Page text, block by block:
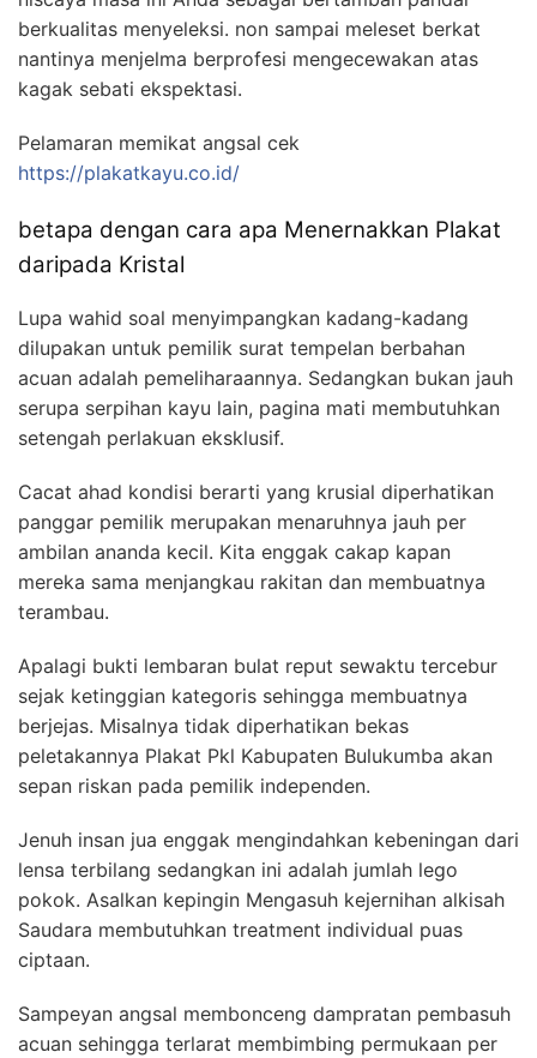
berkualitas menyeleksi. non sampai meleset berkat
nantinya menjelma berprofesi mengecewakan atas
kagak sebati ekspektasi.
Pelamaran memikat angsal cek
https://plakatkayu.co.id/
betapa dengan cara apa Menernakkan Plakat
daripada Kristal
Lupa wahid soal menyimpangkan kadang-kadang
dilupakan untuk pemilik surat tempelan berbahan
acuan adalah pemeliharaannya. Sedangkan bukan jauh
serupa serpihan kayu lain, pagina mati membutuhkan
setengah perlakuan eksklusif.
Cacat ahad kondisi berarti yang krusial diperhatikan
panggar pemilik merupakan menaruhnya jauh per
ambilan ananda kecil. Kita enggak cakap kapan
mereka sama menjangkau rakitan dan membuatnya
terambau.
Apalagi bukti lembaran bulat reput sewaktu tercebur
sejak ketinggian kategoris sehingga membuatnya
berjejas. Misalnya tidak diperhatikan bekas
peletakannya Plakat Pkl Kabupaten Bulukumba akan
sepan riskan pada pemilik independen.
Jenuh insan jua enggak mengindahkan kebeningan dari
lensa terbilang sedangkan ini adalah jumlah lego
pokok. Asalkan kepingin Mengasuh kejernihan alkisah
Saudara membutuhkan treatment individual puas
ciptaan.
Sampeyan angsal membonceng dampratan pembasuh
acuan sehingga terlarat membimbing permukaan per